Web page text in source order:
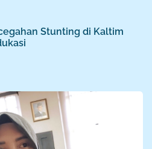
Stunting di Kaltim